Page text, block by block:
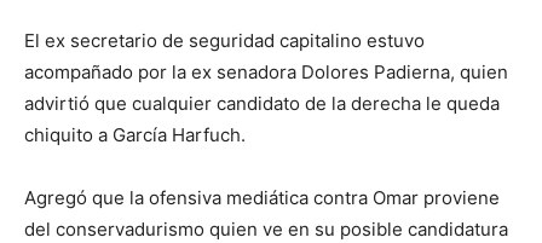
El ex secretario de seguridad capitalino estuvo
acompañado por la ex senadora Dolores Padierna, quien
advirtió que cualquier candidato de la derecha le queda
chiquito a García Harfuch.
Agregó que la ofensiva mediática contra Omar proviene
del conservadurismo quien ve en su posible candidatura